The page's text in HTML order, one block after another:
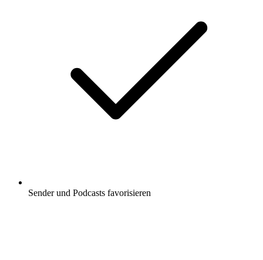
Sender und Podcasts favorisieren